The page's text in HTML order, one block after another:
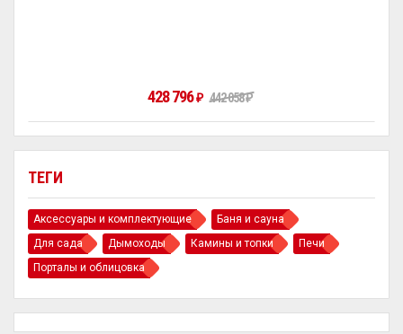
ТЕГИ
Аксессуары и комплектующие
Баня и сауна
Для сада
Дымоходы Камины и топки
Печи
Порталы и облицовка
428 796 ₽ 442 058₽